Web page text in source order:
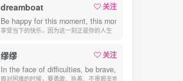
dreamboat
关注
Be happy for this moment, this moment is your life.
享受当下的快乐，因为这一刻正是你的人生
缪缪
关注
In the face of difficulties, be brave, persistent and
面对困难的时候，要勇敢、执着、不畏艰辛地去战胜它